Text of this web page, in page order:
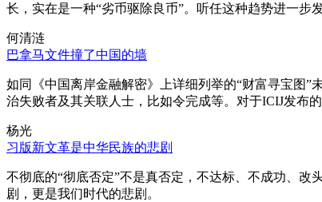
长，实在是一种“劣币驱除良币”。听任这种趋势进一步
何清涟
巴拿马文件撞了中国的墙
如同《中国离岸金融解密》上详细列举的“财富寻宝图
治失败者及其关联人士，比如令完成等。对于ICIJ发布
杨光
习版新文革是中华民族的悲剧
不彻底的“彻底否定”不是真否定，不达标、不成功、
剧，更是我们时代的悲剧。